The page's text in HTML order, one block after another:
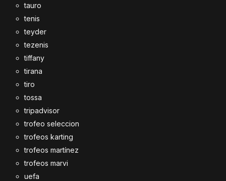
tauro
tenis
teyder
tezenis
tiffany
tirana
tiro
tossa
tripadvisor
trofeo seleccion
trofeos karting
trofeos martínez
trofeos marvi
uefa